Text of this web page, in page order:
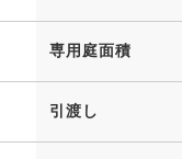
専用庭面積
引渡し